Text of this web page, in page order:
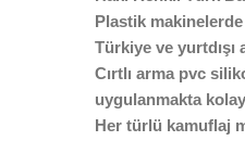
Plastik
Türkiye ve yurtdışı
Cırtlı arma pvc
uygulanmakta
Her türlü kamuflaj